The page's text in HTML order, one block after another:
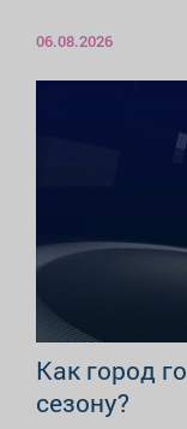
06.08.2026
Как город
сезону?